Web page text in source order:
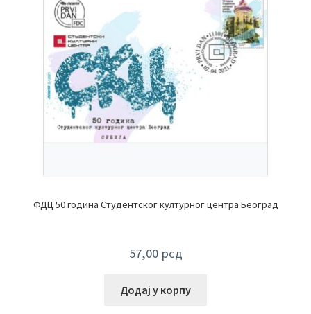
ФДЦ 50 година Студентског културног центра Београд
57,00 рсд
Додај у корпу